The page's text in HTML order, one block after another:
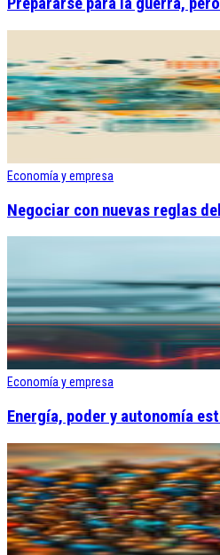
Economía y empresa
Negociar con nuevas reglas
Economía y empresa
Energía, poder y autonomía